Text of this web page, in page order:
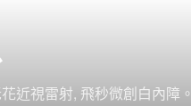
近視雷射, 飛秒微創白內障。